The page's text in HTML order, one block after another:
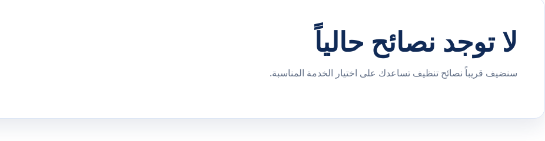
لا توجد نصائح حالياً
سنضيف قريباً نصائح تنظيف تساعدك على اختيار الخدمة المناسبة.